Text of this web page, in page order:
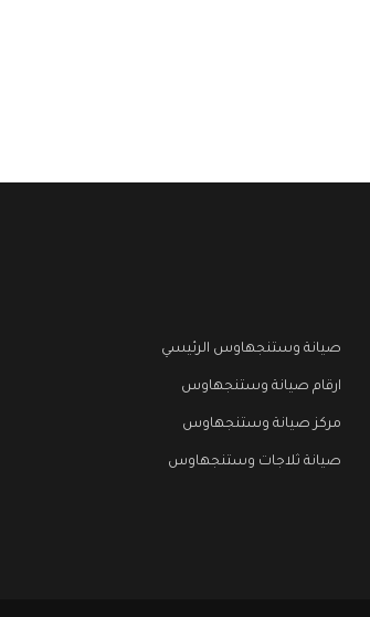
صيانة وستنجهاوس الرئيسي
ارقام صيانة وستنجهاوس
مركز صيانة وستنجهاوس
صيانة ثلاجات وستنجهاوس